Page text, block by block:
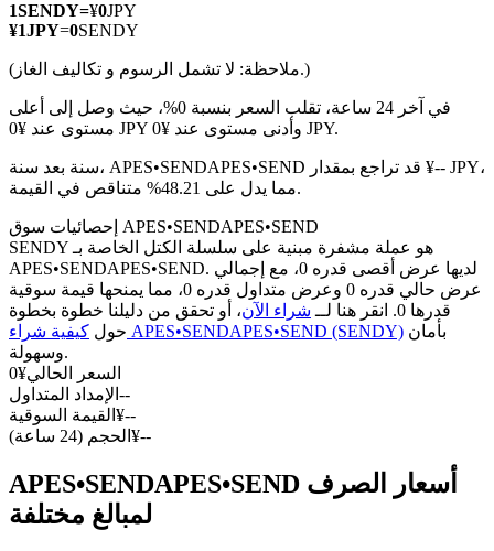
العقود الآجلة USDC
العقود الآجلة باستخدام USDC كضمان
نسخ التداول
انضم إلى أفضل المتداولين
1SENDY=¥0JPY
¥1JPY=0SENDY
(ملاحظة: لا تشمل الرسوم و تكاليف الغاز.)
في آخر 24 ساعة، تقلب السعر بنسبة 0%، حيث وصل إلى أعلى
مستوى عند ¥0 JPY وأدنى مستوى عند ¥0 JPY.
سنة بعد سنة، APES•SENDAPES•SEND قد تراجع بمقدار ¥-- JPY،
مما يدل على 48.21% متناقص في القيمة.
إحصائيات سوق APES•SENDAPES•SEND
SENDY هو عملة مشفرة مبنية على سلسلة الكتل الخاصة بـ
APES•SENDAPES•SEND. لديها عرض أقصى قدره 0، مع إجمالي
عرض حالي قدره 0 وعرض متداول قدره 0، مما يمنحها قيمة سوقية
قدرها 0. انقر هنا لــ
شراء الآن، أو تحقق من دليلنا خطوة بخطوة
حول كيفية شراء APES•SENDAPES•SEND (SENDY)
وسهولة.
السعر الحالي¥
0
الإمداد المتداول --
القيمة السوقية ¥--
الحجم (24 ساعة) ¥--
APES•SENDAPES•SEND أسعار الصرف
لمبالغ مختلفة